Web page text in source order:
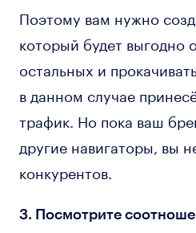
Поэтому вам нужно
который будет выгодно
остальных и
в данном случае
трафик. Но пока ваш
другие навигаторы, вы
конкурентов.
3. Посмотрите